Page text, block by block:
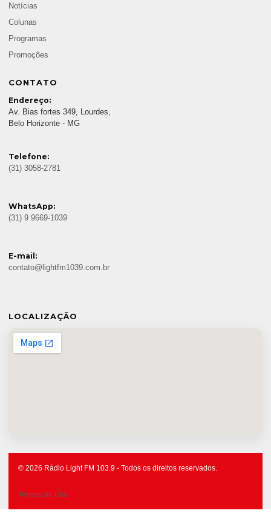
Notícias
Colunas
Programas
Promoções
CONTATO
Endereço:
Av. Bias fortes 349, Lourdes,
Belo Horizonte - MG
Telefone:
(31) 3058-2781
WhatsApp:
(31) 9 9669-1039
E-mail:
contato@lightfm1039.com.br
LOCALIZAÇÃO
© 2026 Rádio Light FM 103.9 - Todos os direitos reservados.
Termos de Uso